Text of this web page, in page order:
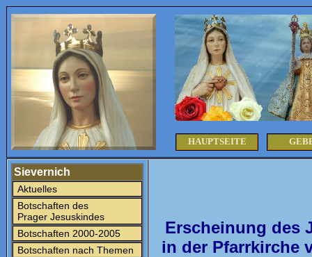
HAUPTSEITE
Sievernich
Aktuelles
Botschaften des
Prager Jesuskindes
Botschaften 2000-2005
Botschaften nach Themen
Erscheinung des
in der Pfarrkirche